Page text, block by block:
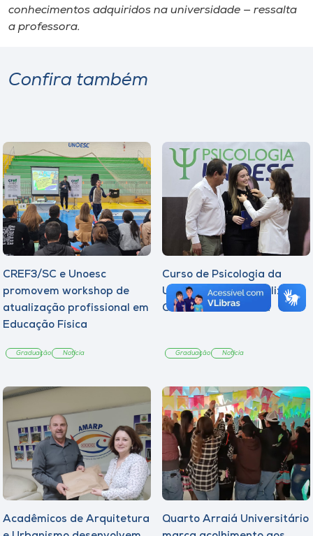
conhecimentos adquiridos na universidade — ressalta
a professora.
Confira também
CREF3/SC e Unoesc
promovem workshop de
atualização profissional em
Educação Física
Graduação Notícia
Curso de Psicologia da
Unoesc Joaçaba realiza 2ª
Cerimônia do Botton
Graduação Notícia
Acadêmicos de Arquitetura
Quarto Arraiá Universitário